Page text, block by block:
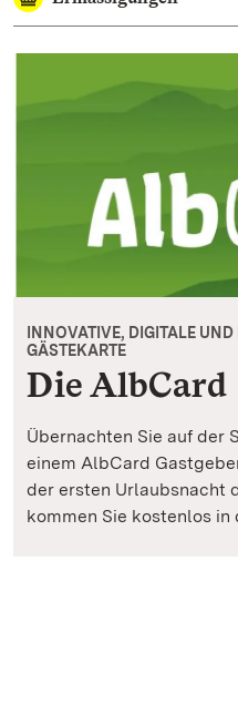
Die AlbCard
INNOVATIVE, DIGITALE
GÄSTEKARTE
Übernachten Sie auf der
einem AlbCard
der ersten Urlaubsnacht
kommen Sie kostenlos